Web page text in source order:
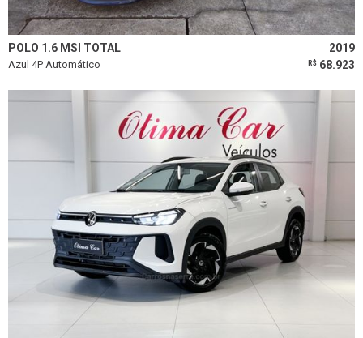
POLO 1.6 MSI TOTAL 2019
Azul 4P Automático R$ 68.923